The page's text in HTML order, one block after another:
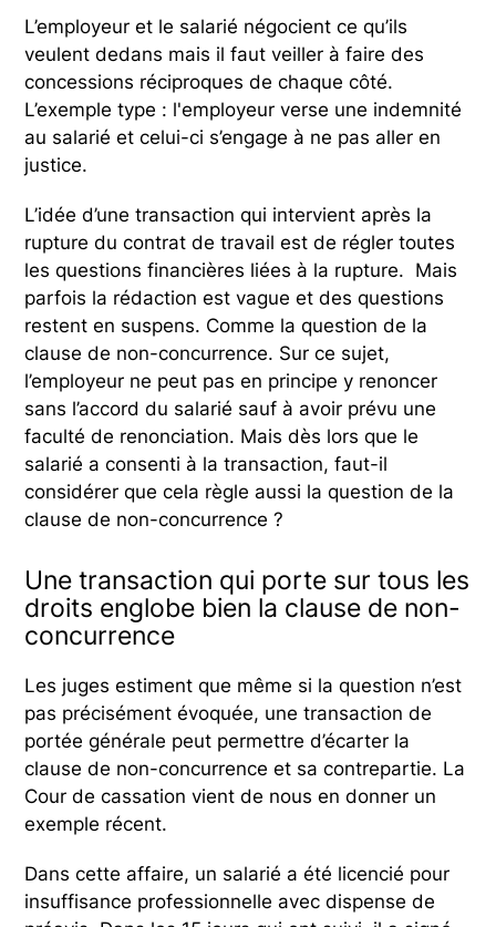
L’employeur et le salarié négocient ce qu’ils
veulent dedans mais il faut veiller à faire des
concessions réciproques de chaque côté.
L’exemple type : l'employeur verse une indemnité
au salarié et celui-ci s’engage à ne pas aller en
justice.
L’idée d’une transaction qui intervient après la
rupture du contrat de travail est de régler toutes
les questions financières liées à la rupture. Mais
parfois la rédaction est vague et des questions
restent en suspens. Comme la question de la
clause de non-concurrence. Sur ce sujet,
l’employeur ne peut pas en principe y renoncer
sans l’accord du salarié sauf à avoir prévu une
faculté de renonciation. Mais dès lors que le
salarié a consenti à la transaction, faut-il
considérer que cela règle aussi la question de la
clause de non-concurrence ?
Une transaction qui porte sur tous les
droits englobe bien la clause de non-
concurrence
Les juges estiment que même si la question n’est
pas précisément évoquée, une transaction de
portée générale peut permettre d’écarter la
clause de non-concurrence et sa contrepartie. La
Cour de cassation vient de nous en donner un
exemple récent.
Dans cette affaire, un salarié a été licencié pour
insuffisance professionnelle avec dispense de